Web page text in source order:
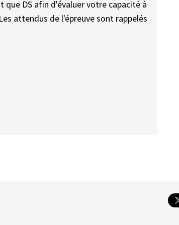
DS afin d'évaluer votre capacité à
attendus de l'épreuve sont rappelés